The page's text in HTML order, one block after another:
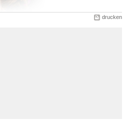
drucken